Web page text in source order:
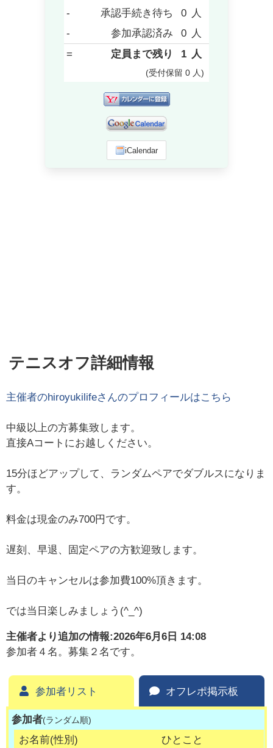
-
承認手続き待ち 0 人
-
参加承認済み 0 人
=
定員まで残り 1 人
(受付保留 0 人)
iCalendar
テニスオフ詳細情報
主催者のhiroyukilifeさんのプロフィールはこちら
中級以上の方募集致します。
直接Aコートにお越しください。
15分ほどアップして、ランダムペアでダブルスになりま
す。
料金は現金のみ700円です。
遅刻、早退、固定ペアの方歓迎致します。
当日のキャンセルは参加費100%頂きます。
では当日楽しみましょう(^_^)
主催者より追加の情報:2026年6月6日 14:08
参加者４名。募集２名です。
参加者リスト オフレポ掲示板
参加者(ランダム順)
お名前(性別) ひとこと